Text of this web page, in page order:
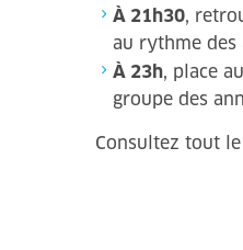
À 21h30,
au rythme des
À 23h, place
groupe des
Consultez tout le